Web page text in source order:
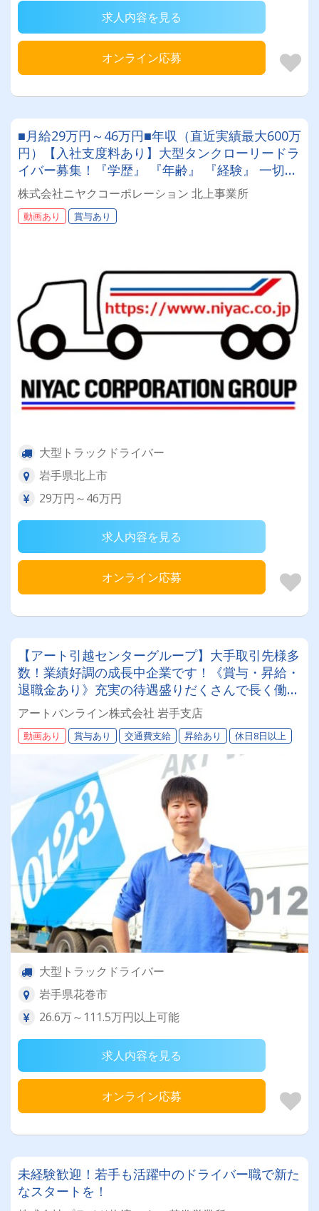
求人内容を見る
オンライン応募
■月給29万円～46万円■年収（直近実績最大600万
円）【入社支度料あり】大型タンクローリードラ
イバー募集！『学歴』 『年齢』 『経験』 一切不
問◎男女問わず活躍できる環境です。
株式会社ニヤクコーポレーション 北上事業所
動画あり 賞与あり
大型トラックドライバー
岩手県北上市
29万円～46万円
求人内容を見る
オンライン応募
【アート引越センターグループ】大手取引先様多
数！業績好調の成長中企業です！《賞与・昇給・
退職金あり》充実の待遇盛りだくさんで長く働け
ます！《大型ドライバー》★未経験ＯＫ★仕事と
プライベートの両立が叶う環境です♪【紹介者制
度あり！】
アートバンライン株式会社 岩手支店
動画あり 賞与あり 交通費支給 昇給あり 休日8日以上
大型トラックドライバー
岩手県花巻市
26.6万～111.5万円以上可能
求人内容を見る
オンライン応募
未経験歓迎！若手も活躍中のドライバー職で新た
なスタートを！